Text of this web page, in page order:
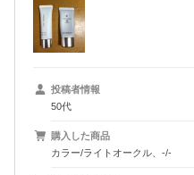
投稿者情報
50代
購入した商品
カラー/ライトオークル、-/-